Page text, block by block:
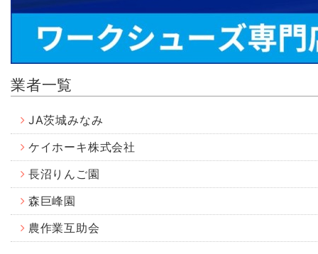
業者一覧
JA茨城みなみ
ケイホーキ株式会社
長沼りんご園
森巨峰園
農作業互助会